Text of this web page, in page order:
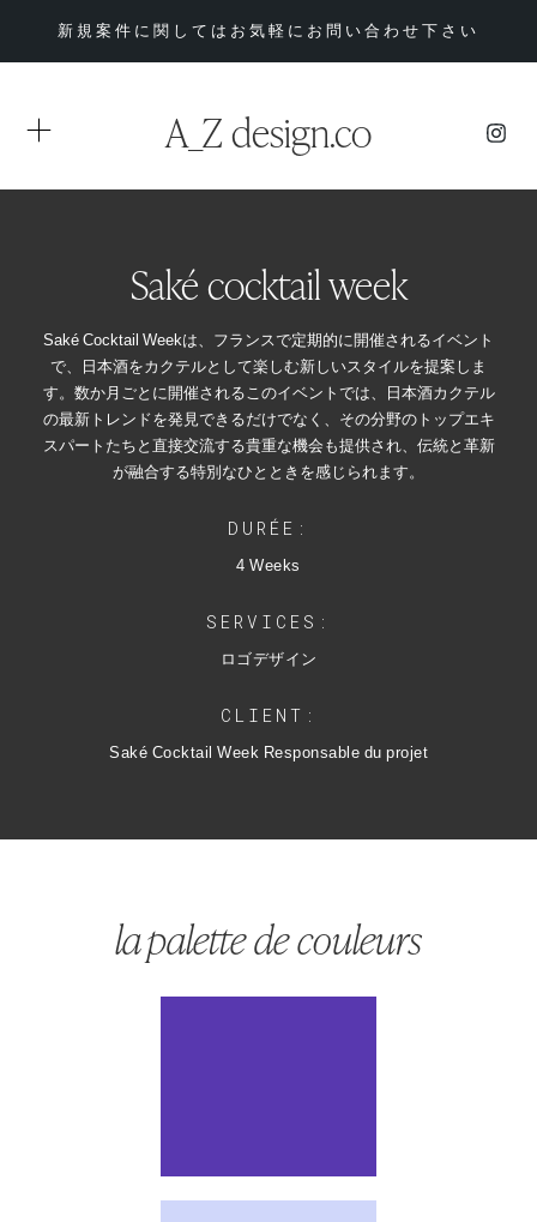
新規案件に関してはお気軽にお問い合わせ下さい
A_Z design.co
Saké cocktail week
Saké Cocktail Weekは、フランスで定期的に開催されるイベント
で、日本酒をカクテルとして楽しむ新しいスタイルを提案しま
す。数か月ごとに開催されるこのイベントでは、日本酒カクテル
の最新トレンドを発見できるだけでなく、その分野のトップエキ
スパートたちと直接交流する貴重な機会も提供され、伝統と革新
が融合する特別なひとときを感じられます。
DURÉE:
4 Weeks
SERVICES:
ロゴデザイン
CLIENT:
Saké Cocktail Week Responsable du projet
la palette de couleurs